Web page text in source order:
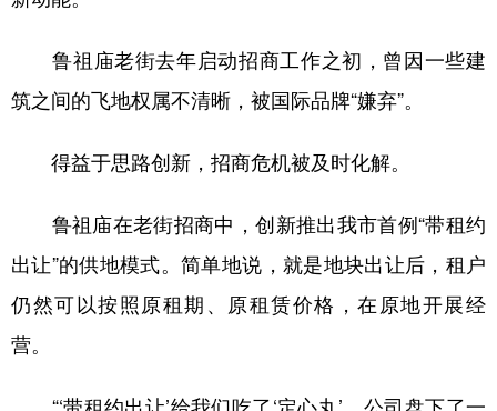
鲁祖庙老街去年启动招商工作之初，曾因一些建
筑之间的飞地权属不清晰，被国际品牌“嫌弃”。
得益于思路创新，招商危机被及时化解。
鲁祖庙在老街招商中，创新推出我市首例“带租约
出让”的供地模式。简单地说，就是地块出让后，租户
仍然可以按照原租期、原租赁价格，在原地开展经
营。